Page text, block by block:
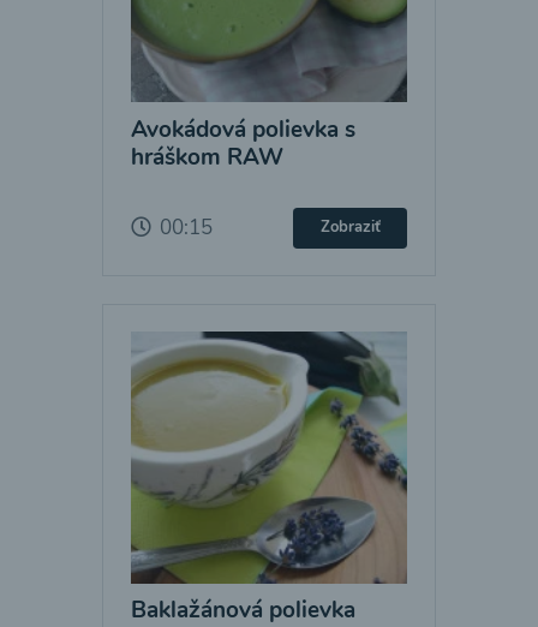
Avokádová polievka s
hráškom RAW
00:15 Zobraziť
Baklažánová polievka